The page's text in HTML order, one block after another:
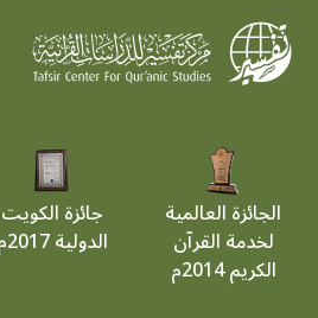
الجائزة العالمية
لخدمة القرآن
الكريم 2014م
جائزة الكويت